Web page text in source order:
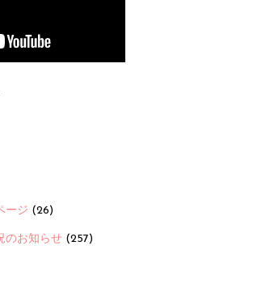
ージ (26)
のお知らせ (257)